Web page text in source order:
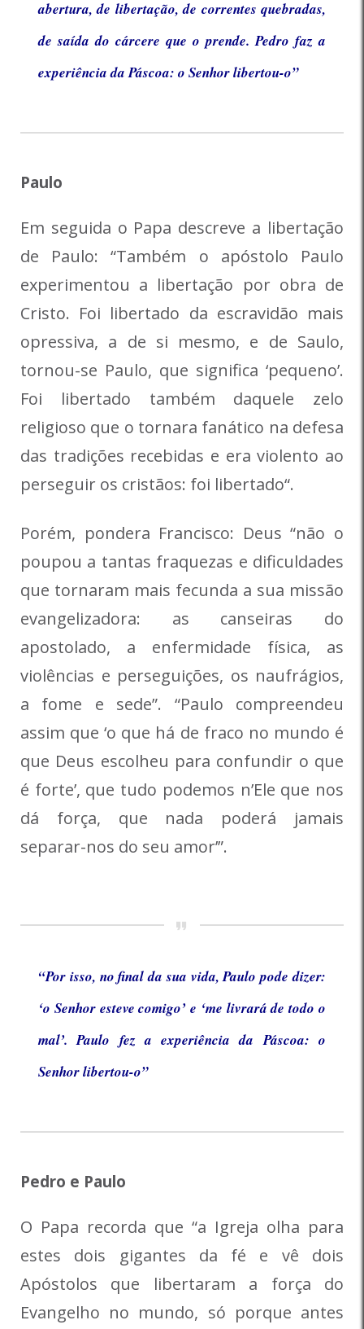
abertura, de libertação, de correntes quebradas,
de saída do cárcere que o prende. Pedro faz a
experiência da Páscoa: o Senhor libertou-o”
Paulo
Em seguida o Papa descreve a libertação
de Paulo: “Também o apóstolo Paulo
experimentou a libertação por obra de
Cristo. Foi libertado da escravidão mais
opressiva, a de si mesmo, e de Saulo,
tornou-se Paulo, que significa ‘pequeno’.
Foi libertado também daquele zelo
religioso que o tornara fanático na defesa
das tradições recebidas e era violento ao
perseguir os cristãos: foi libertado“.
Porém, pondera Francisco: Deus “não o
poupou a tantas fraquezas e dificuldades
que tornaram mais fecunda a sua missão
evangelizadora: as canseiras do
apostolado, a enfermidade física, as
violências e perseguições, os naufrágios,
a fome e sede”. “Paulo compreendeu
assim que ‘o que há de fraco no mundo é
que Deus escolheu para confundir o que
é forte’, que tudo podemos n’Ele que nos
dá força, que nada poderá jamais
separar-nos do seu amor’”.
“Por isso, no final da sua vida, Paulo pode dizer:
‘o Senhor esteve comigo’ e ‘me livrará de todo o
mal’. Paulo fez a experiência da Páscoa: o
Senhor libertou-o”
Pedro e Paulo
O Papa recorda que “a Igreja olha para
estes dois gigantes da fé e vê dois
Apóstolos que libertaram a força do
Evangelho no mundo, só porque antes